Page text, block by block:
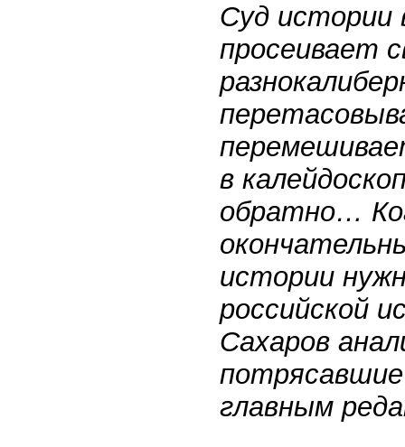
Суд истории
просеивает
в
обратно…
истории
российской
Сахаров
главным